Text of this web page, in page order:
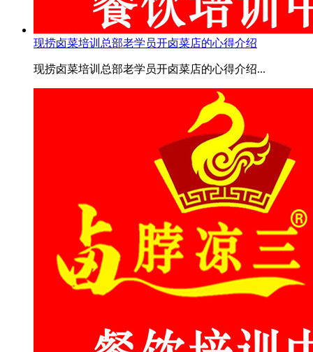
现捞卤菜培训总部老学员开卤菜店的心得介绍
现捞卤菜培训总部老学员开卤菜店的心得介绍...